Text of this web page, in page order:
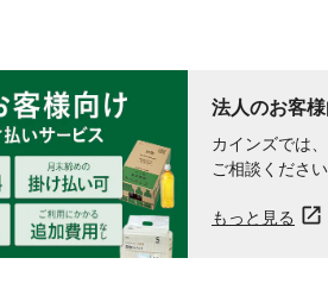
法人のお客
カインズでは
ご相談ください
もっと見る